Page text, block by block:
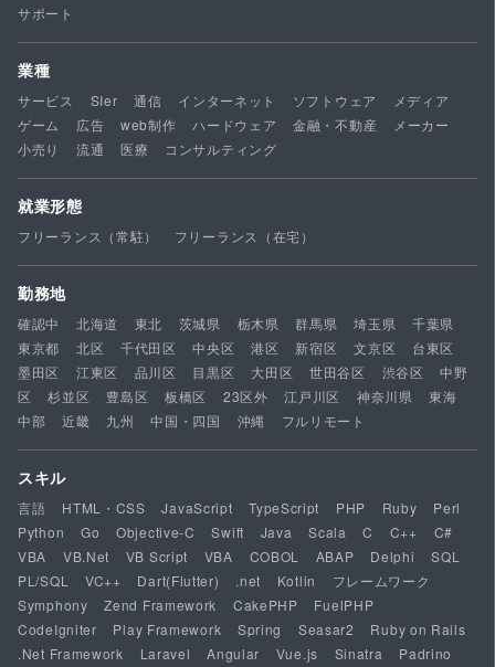
サポート
業種
サービス SIer 通信 インターネット ソフトウェア
メディア
ゲーム
広告 web制作 ハードウェア 金融・不動産
メーカー
小売り
流通 医療 コンサルティング
就業形態
フリーランス（常駐） フリーランス（在宅）
勤務地
確認中 北海道 東北 茨城県 栃木県 群馬県 埼玉県
千葉県
東京都
北区 千代田区 中央区 港区 新宿区 文京区
台東区
墨田区
江東区 品川区 目黒区 大田区 世田谷区 渋谷区
中野
区
杉並区 豊島区 板橋区 23区外 江戸川区 神奈川県
東海
中部
近畿 九州 中国・四国 沖縄 フルリモート
スキル
言語 HTML・CSS JavaScript TypeScript PHP Ruby
Perl
Python
Go Objective-C Swift Java Scala C C++
C#
VBA
VB.Net VB Script VBA COBOL ABAP Delphi
SQL
PL/SQL
VC++ Dart(Flutter) .net Kotlin
フレームワーク
Symphony
Zend Framework CakePHP
FuelPHP
CodeIgniter
Play Framework Spring Seasar2
Ruby on Rails
.Net Framework
Laravel Angular Vue.js Sinatra
Padrino